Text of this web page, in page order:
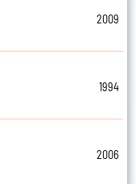
2009
1994
2006